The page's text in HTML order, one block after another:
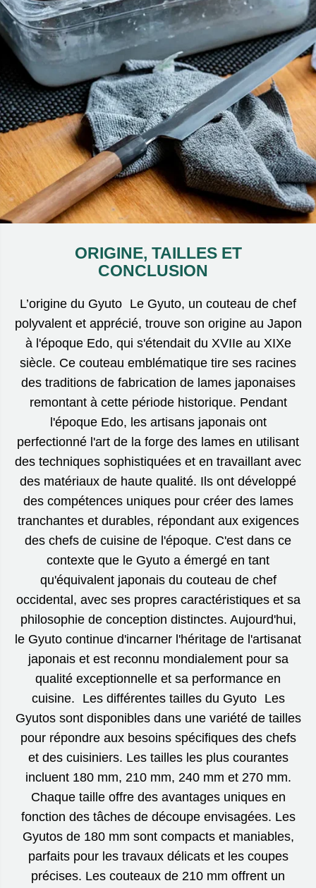
ORIGINE, TAILLES ET
CONCLUSION
L’origine du Gyuto Le Gyuto, un couteau de chef
polyvalent et apprécié, trouve son origine au Japon
à l'époque Edo, qui s'étendait du XVIIe au XIXe
siècle. Ce couteau emblématique tire ses racines
des traditions de fabrication de lames japonaises
remontant à cette période historique. Pendant
l'époque Edo, les artisans japonais ont
perfectionné l'art de la forge des lames en utilisant
des techniques sophistiquées et en travaillant avec
des matériaux de haute qualité. Ils ont développé
des compétences uniques pour créer des lames
tranchantes et durables, répondant aux exigences
des chefs de cuisine de l'époque. C'est dans ce
contexte que le Gyuto a émergé en tant
qu'équivalent japonais du couteau de chef
occidental, avec ses propres caractéristiques et sa
philosophie de conception distinctes. Aujourd'hui,
le Gyuto continue d'incarner l'héritage de l'artisanat
japonais et est reconnu mondialement pour sa
qualité exceptionnelle et sa performance en
cuisine. Les différentes tailles du Gyuto Les
Gyutos sont disponibles dans une variété de tailles
pour répondre aux besoins spécifiques des chefs
et des cuisiniers. Les tailles les plus courantes
incluent 180 mm, 210 mm, 240 mm et 270 mm.
Chaque taille offre des avantages uniques en
fonction des tâches de découpe envisagées. Les
Gyutos de 180 mm sont compacts et maniables,
parfaits pour les travaux délicats et les coupes
précises. Les couteaux de 210 mm offrent un